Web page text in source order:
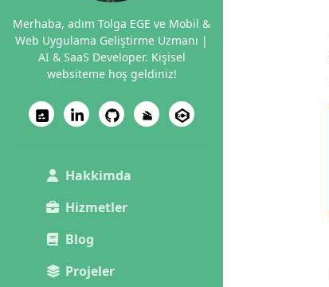
Merhaba, adım Tolga EGE ve Mobil &
Web Uygulama Geliştirme Uzmanı |
AI & SaaS Developer. Kişisel
websiteme hoş geldiniz!
Hakkimda
Hizmetler
Blog
Projeler